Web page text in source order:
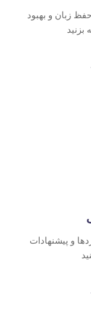
زبان و بهبود
و پیشنهادات